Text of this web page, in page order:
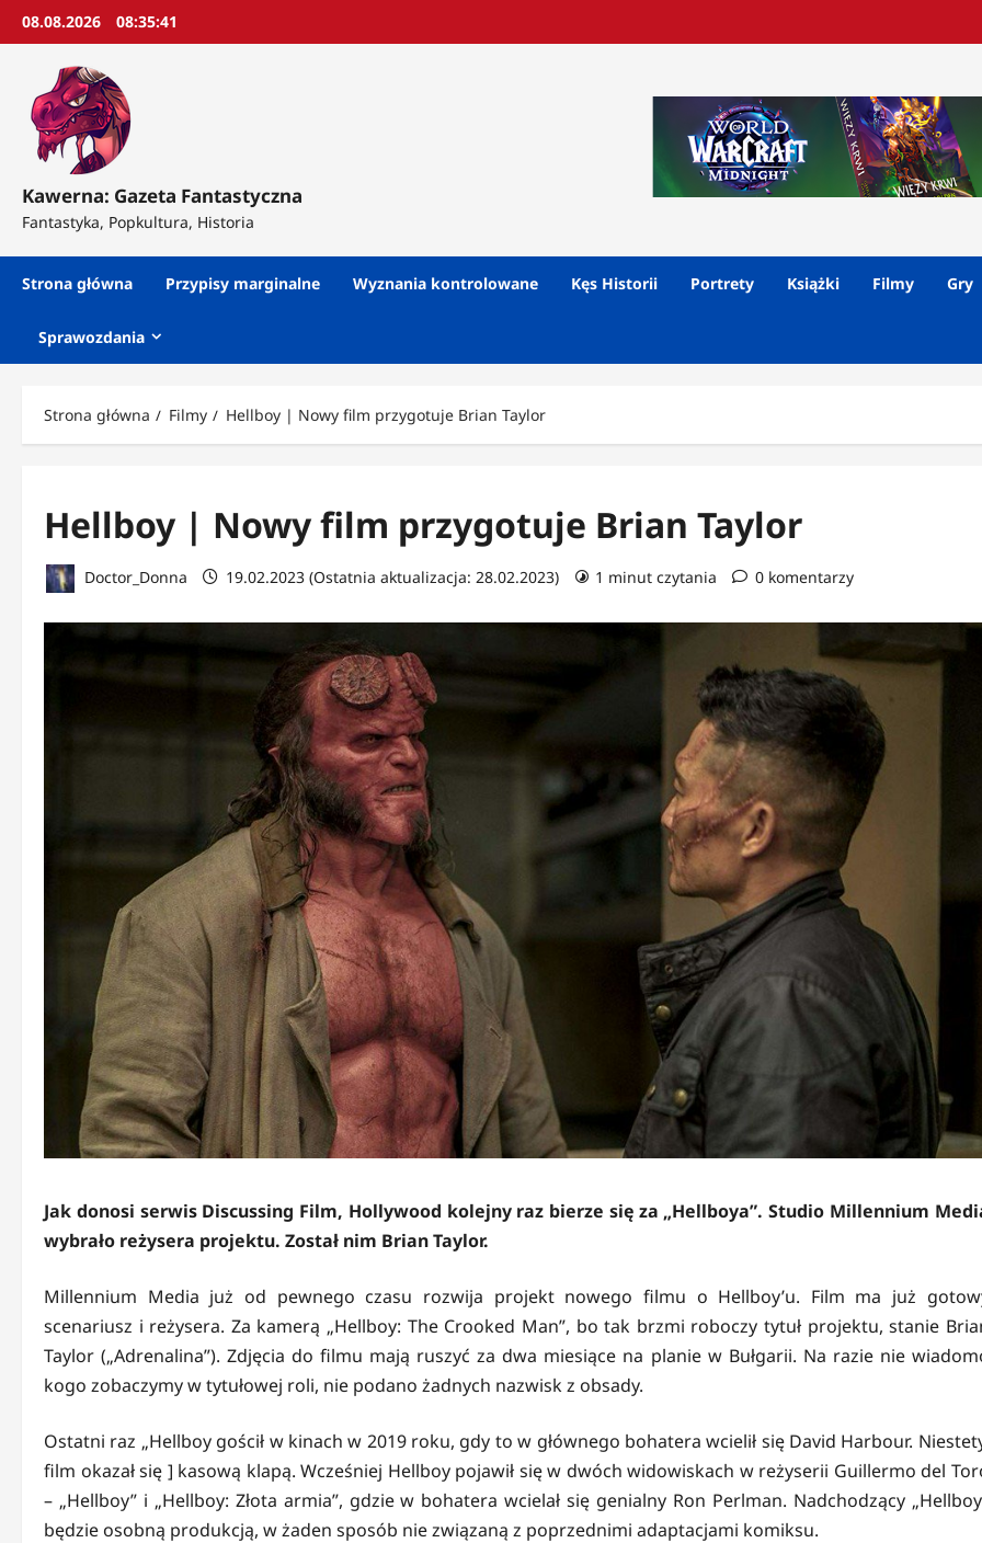
Przejdź
08.08.2026 08:35:43
Kawerna: Gazeta Fantastyczna
Fantastyka, Popkultura, Historia
Strona główna Przypisy marginalne Wyznania kontrolowane Kęs Historii Portrety Książki Filmy Gry
Sprawozdania
Strona główna Filmy Hellboy | Nowy film przygotuje Brian Taylor
Hellboy | Nowy film przygotuje Brian Taylor
Doctor_Donna 19.02.2023 (Ostatnia aktualizacja: 28.02.2023) 1 minut czytania 0 komentarzy
Jak donosi serwis Discussing Film, Hollywood kolejny raz bierze się za „Hellboya”. Studio Millennium
wybrało reżysera projektu. Został nim Brian Taylor.
Millennium Media już od pewnego czasu rozwija projekt nowego filmu o Hellboy’u. Film ma już
scenariusz i reżysera. Za kamerą „Hellboy: The Crooked Man”, bo tak brzmi roboczy tytuł projektu, stanie
Taylor („Adrenalina”). Zdjęcia do filmu mają ruszyć za dwa miesiące na planie w Bułgarii. Na razie nie
kogo zobaczymy w tytułowej roli, nie podano żadnych nazwisk z obsady.
Ostatni raz „Hellboy gościł w kinach w 2019 roku, gdy to w głównego bohatera wcielił się David Harbour.
film okazał się ] kasową klapą. Wcześniej Hellboy pojawił się w dwóch widowiskach w reżyserii Guillermo del
– „Hellboy” i „Hellboy: Złota armia”, gdzie w bohatera wcielał się genialny Ron Perlman. Nadchodzący
będzie osobną produkcją, w żaden sposób nie związaną z poprzednimi adaptacjami komiksu.